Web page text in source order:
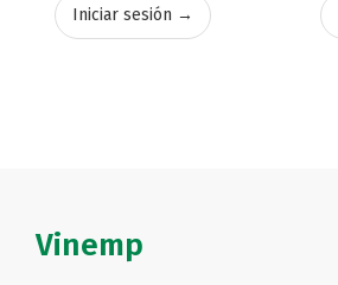
Iniciar sesión →
Vinemp